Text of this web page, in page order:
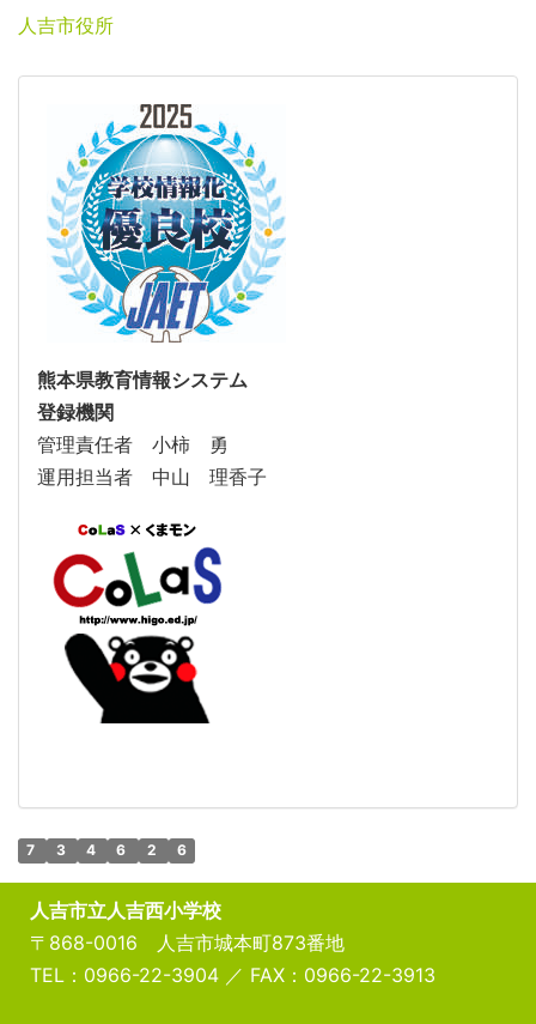
人吉市役所
熊本県教育情報システム
登録機関
管理責任者 小柿 勇
運用担当者 中山 理香子
7 3 4 6 2 6
人吉市立人吉西小学校
〒868-0016 人吉市城本町873番地
TEL：0966-22-3904 ／ FAX：0966-22-3913